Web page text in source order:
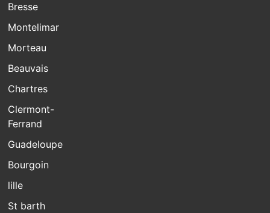
Bresse
Montelimar
Morteau
Beauvais
Chartres
Clermont-
Ferrand
Guadeloupe
Bourgoin
lille
St barth